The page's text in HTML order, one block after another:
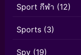
Sport กีฬา (12)
Sports (3)
Spy (19)